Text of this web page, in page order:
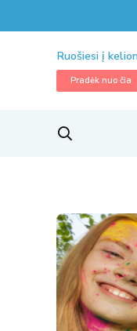
Ruošiesi į
Pradėk nuo čia